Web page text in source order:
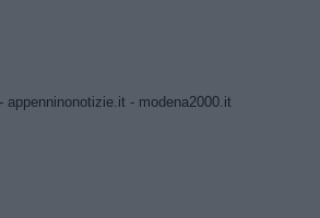
appenninonotizie.it- modena2000.it